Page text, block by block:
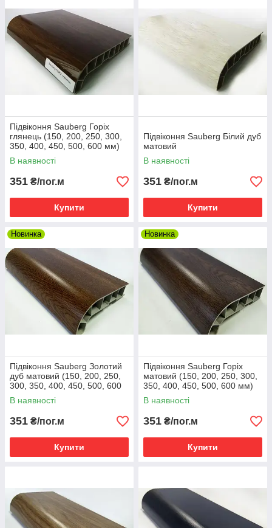
практично нівелює ймовірність займання.
Стійкість до сонячних променів та механічних
пошкоджень, корозії та процесів гниття, включаючи
контакт з агресивними хімічними реагентами.
Відсутність короблення та усадки.
Варіативність колірного дизайну.
Тривалий експлуатаційний ресурс без втрати
товарного вигляду.
Підвіконня Sauberg Горіх
глянець (150, 200, 250, 300,
350, 400, 450, 500, 600 мм)
В наявності
351 ₴/пог.м
Купити
Підвіконня Sauberg Білий дуб
матовий
В наявності
351 ₴/пог.м
Купити
Новинка
Підвіконня Sauberg Золотий
дуб матовий (150, 200, 250,
300, 350, 400, 450, 500, 600
мм)
В наявності
351 ₴/пог.м
Купити
Новинка
Підвіконня Sauberg Горіх
матовий (150, 200, 250, 300,
350, 400, 450, 500, 600 мм)
В наявності
351 ₴/пог.м
Купити